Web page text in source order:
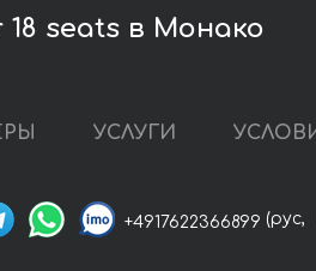
seats в Монако
УСЛУГИ
+4917622366899 (рус,